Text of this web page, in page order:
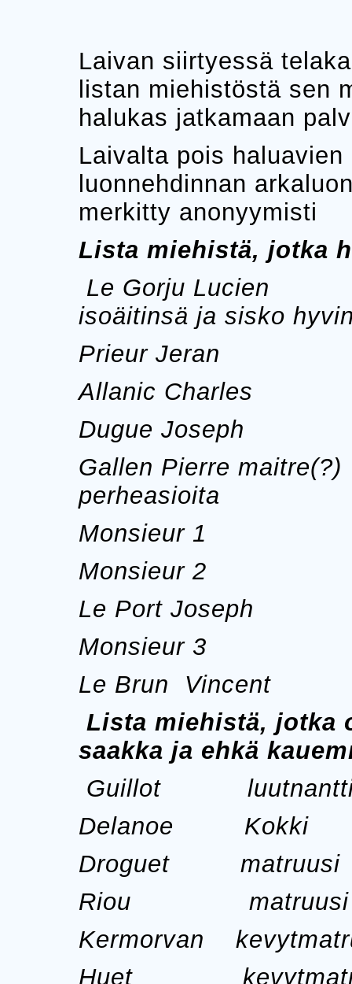
Laivan siirtyessä
listan miehistöstä sen
halukas jatkamaan
Laivalta pois
luonnehdinnan
merkitty anonyymisti
Lista miehistä, jotka
Le Gorju Lucien
isoäitinsä ja sisko
Prieur Jeran
Allanic Charles
Dugue Joseph
Gallen Pierre
perheasioita
Monsieur 1
Monsieur 2
Le Port Joseph
Monsieur 3
Le Brun Vincent
Lista miehistä, jotka
saakka ja ehkä
Guillot
Delanoe Kokki
Droguet matruusi
Riou matruusi
Kermorvan
Huet